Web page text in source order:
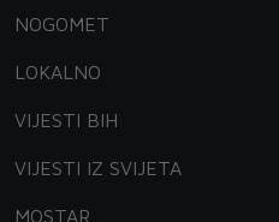
NOGOMET
LOKALNO
VIJESTI BIH
VIJESTI IZ SVIJETA
MOSTAR